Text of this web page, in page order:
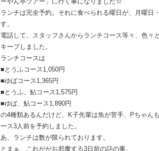
ランチは完全予約。それに食べられる曜日が、月曜日
す。
電話して、スタッフさんからランチコース等々、色々
キープしました。
ランチコースは
■とうふコース1,050円
■ゆばコース1,365円
■とうふ、鮎コース1,575円
■ゆば、鮎コース1,890円
の4種類あるんだけど、K子先輩は魚が苦手、Pちゃん
ース3人前を予約しました。
あ、ランチは数が限られております。
とまぁ、これががお邪魔する3日前の話の事。